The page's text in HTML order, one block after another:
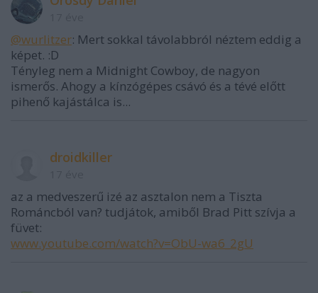
@wurlitzer: Mert sokkal távolabbról néztem eddig a
képet. :D
Tényleg nem a Midnight Cowboy, de nagyon
ismerős. Ahogy a kínzógépes csávó és a tévé előtt
pihenő kajástálca is...
droidkiller
az a medveszerű izé az asztalon nem a Tiszta
Románcból van? tudjátok, amiből Brad Pitt szívja a
füvet:
www.youtube.com/watch?v=ObU-wa6_2gU